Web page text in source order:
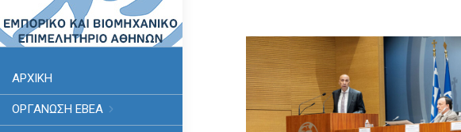
ΑΡΧΙΚΗ
ΟΡΓΑΝΩΣΗ ΕΒΕΑ